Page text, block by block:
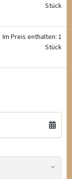
Stück
Im Preis enthalten: 1
Stück